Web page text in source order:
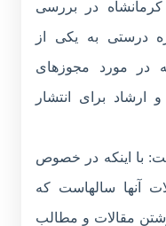
در بررسی
درستی به یکی از
در مورد مجوزهای
برای انتشار
با اینکه در خصوص
آنها سالهاست که
مقالات و مطالب